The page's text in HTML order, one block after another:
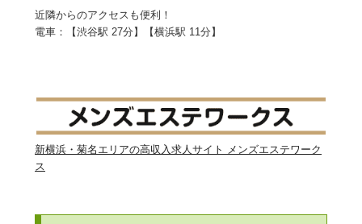
近隣からのアクセスも便利！
電車：【渋谷駅 27分】【横浜駅 11分】
新横浜・菊名エリアの高収入求人サイト メンズエステワーク
ス